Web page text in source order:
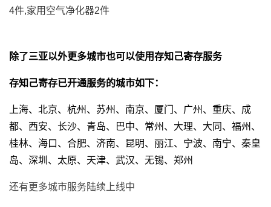
4件,家用空气净化器2件
除了三亚以外更多城市也可以使用存知己寄存服务
存知己寄存已开通服务的城市如下：
上海、北京、杭州、苏州、南京、厦门、广州、重庆、成
都、西安、长沙、青岛、巴中、常州、大理、大同、福州、
桂林、海口、合肥、济南、昆明、丽江、宁波、南宁、秦皇
岛、深圳、太原、天津、武汉、无锡、郑州
还有更多城市服务陆续上线中